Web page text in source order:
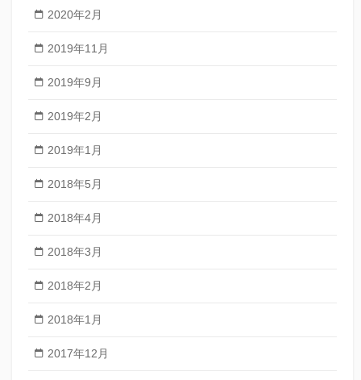
2020年2月
2019年11月
2019年9月
2019年2月
2019年1月
2018年5月
2018年4月
2018年3月
2018年2月
2018年1月
2017年12月